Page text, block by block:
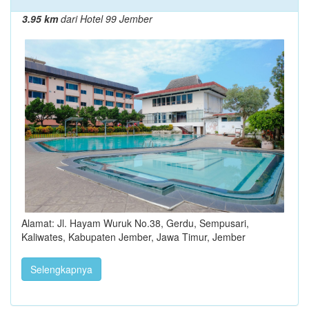
3.95 kmdari Hotel 99 Jember
Alamat: Jl. Hayam Wuruk No.38, Gerdu, Sempusari,
Kaliwates, Kabupaten Jember, Jawa Timur, Jember
Selengkapnya